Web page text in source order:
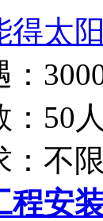
得太
50人
：不
程安